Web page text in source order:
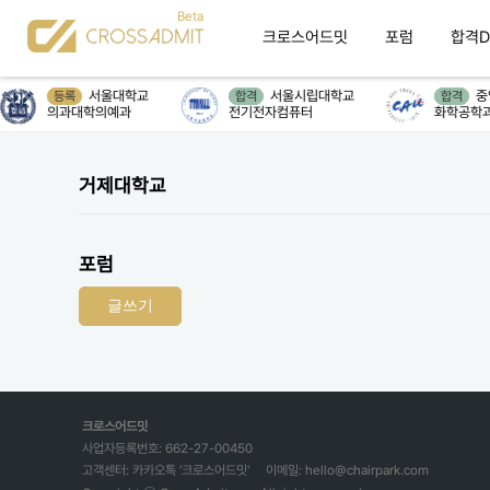
크로스어드밋 포럼 합격
등록
서울대학교
의과대학의예과
합격
서울시립대학교
전기전자컴퓨터
합격
중
화학공학과
거제대학교
포럼
글쓰기
크로스어드밋
사업자등록번호: 662-27-00450
고객센터: 카카오톡 '크로스어드밋'
이메일: hello@chairpark.com